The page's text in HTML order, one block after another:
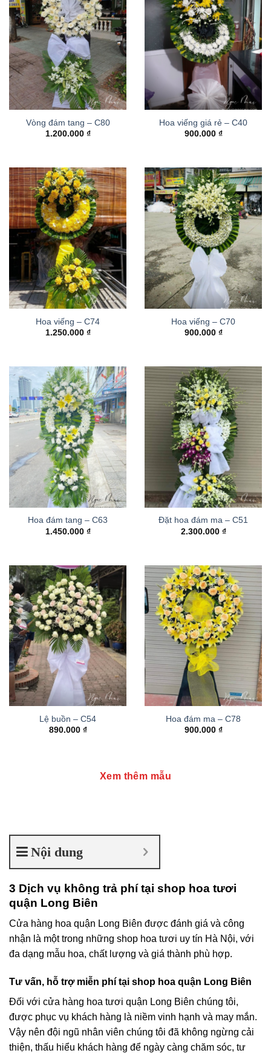
Vòng đám tang – C80
1.200.000 ₫
Hoa viếng giá rẻ – C40
900.000 ₫
Hoa viếng – C74
1.250.000 ₫
Hoa viếng – C70
900.000 ₫
Hoa đám tang – C63
1.450.000 ₫
Đặt hoa đám ma – C51
2.300.000 ₫
Lệ buồn – C54
890.000 ₫
Hoa đám ma – C78
900.000 ₫
Xem thêm mẫu
Nội dung
3 Dịch vụ không trả phí tại shop hoa tươi
quận Long Biên
Cửa hàng hoa quận Long Biên được đánh giá và công
nhận là một trong những shop hoa tươi uy tín Hà Nội, với
đa dạng mẫu hoa, chất lượng và giá thành phù hợp.
Tư vấn, hỗ trợ miễn phí tại shop hoa quận Long Biên
Đối với cửa hàng hoa tươi quận Long Biên chúng tôi,
được phục vụ khách hàng là niềm vinh hạnh và may mắn.
Vậy nên đội ngũ nhân viên chúng tôi đã không ngừng cải
thiện, thấu hiểu khách hàng để ngày càng chăm sóc, tư